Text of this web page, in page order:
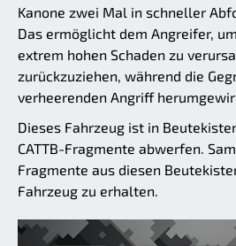
Kanone zwei Mal in schneller
Das ermöglicht dem Angreifer,
extrem hohen Schaden zu
zurückzuziehen, während die
verheerenden Angriff
Dieses Fahrzeug ist in
CATTB-Fragmente abwerfen.
Fragmente aus diesen
Fahrzeug zu erhalten.